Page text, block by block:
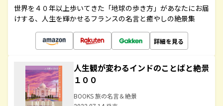
世界を４０年以上歩いてきた「地球の歩き方」があなたにお届
けする、人生を輝かせるフランスの名言と癒やしの絶景集
詳細を見る
人生観が変わるインドのことばと絶景
１００
BOOKS 旅の名言＆絶景